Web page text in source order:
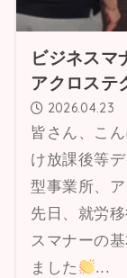
ビジネスマ
アクロステ
2026.04.23
皆さん、こ
け放課後等
型事業所、
先日、就労
スマナーの
ました
...